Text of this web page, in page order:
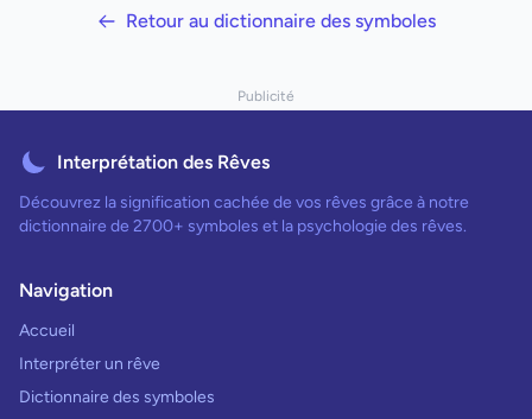
Retour au dictionnaire des symboles
Publicité
Interprétation des Rêves
Découvrez la signification cachée de vos rêves grâce à notre
dictionnaire de 2700+ symboles et la psychologie des rêves.
Navigation
Accueil
Interpréter un rêve
Dictionnaire des symboles